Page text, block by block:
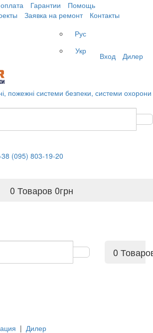
Гарантии
Помощь
Заявка на ремонт
Контакты
Рус
Укр
Вход Дилер
(095) 803-19-20
0 Товаров 0грн
0
| Дилер